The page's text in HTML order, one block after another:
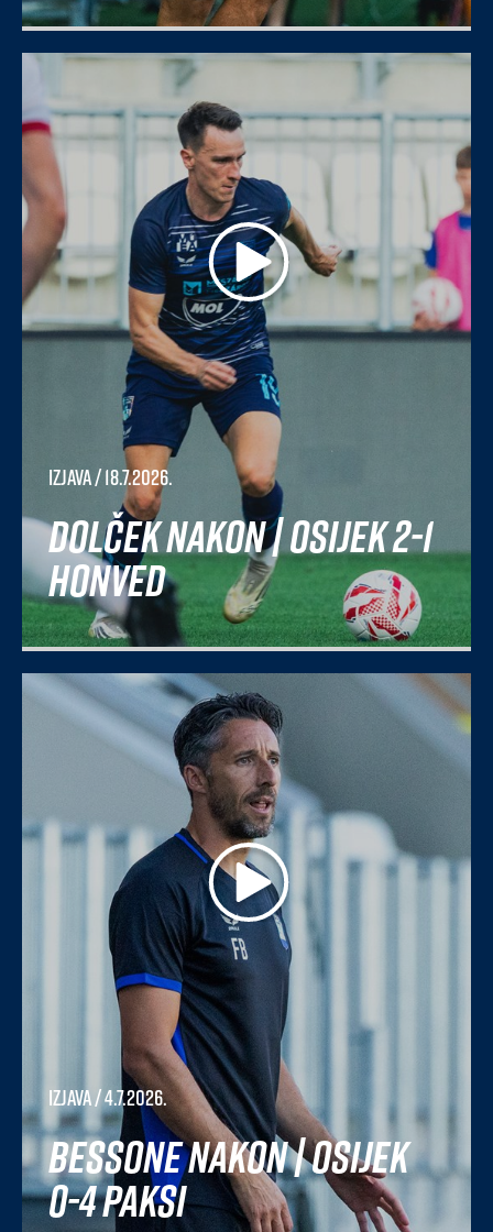
Izjava/ 18.7.2026.
Dolček nakon | Osijek 2-1
Honved
Izjava/ 4.7.2026.
Bessone nakon | Osijek
0-4 Paksi